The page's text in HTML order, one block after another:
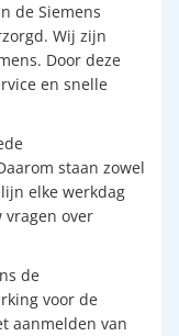
de Siemens
Wij zijn
Door deze
en snelle
staan zowel
elke werkdag
vragen over
de
voor de
aanmelden van